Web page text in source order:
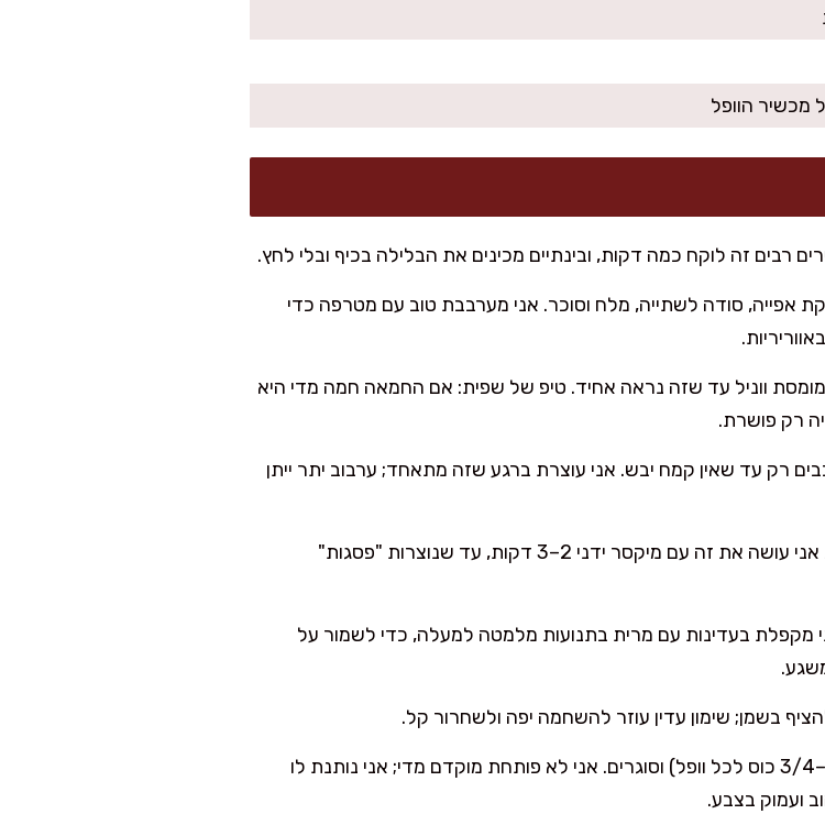
הוופל
רבים זה לוקח כמה דקות, ובינתיים מכינים את הבלילה בכיף ובלי לחץ.
סודה לשתייה, מלח וסוכר. אני מערבבת טוב עם מטרפה כדי
ווניל עד שזה נראה אחיד. טיפ של שפית: אם החמאה חמה מדי היא
רק פושרת.
רק עד שאין קמח יבש. אני עוצרת ברגע שזה מתאחד; ערבוב יתר ייתן
בקערה נקייה מקציפים חלבונים לקצף יציב. בבית אני עושה את זה עם מיקסר ידני 2–3 דקות, עד שנוצרות "פסגות"
אל הבלילה ב-2–3 נגלות. אני מקפלת בעדינות עם מרית בתנועות מלמטה למעלה, כדי לשמור על
בשמן; שימון עדין עוזר להשחמה יפה ולשחרור קל.
יוצקים בלילה לפי גודל המכשיר (בדרך כלל 1/2–3/4 כוס לכל וופל) וסוגרים. אני לא פותחת מוקדם מדי; אני נותנת לו
ועמוק בצבע.